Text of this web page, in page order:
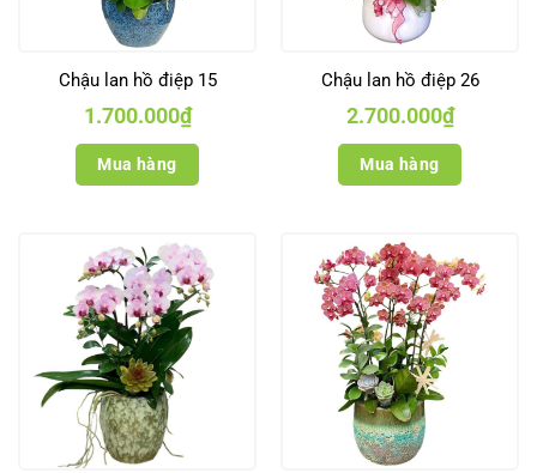
Chậu lan hồ điệp 15
1.700.000₫
Mua hàng
Chậu lan hồ điệp 26
2.700.000₫
Mua hàng